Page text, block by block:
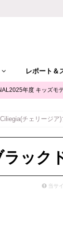
レポート＆
年度 キッズモ
ジー)」公式サポータ
ル）」七五三キッズ
ッションショー参加
Ciliegia(チェリージア
ック
当サ